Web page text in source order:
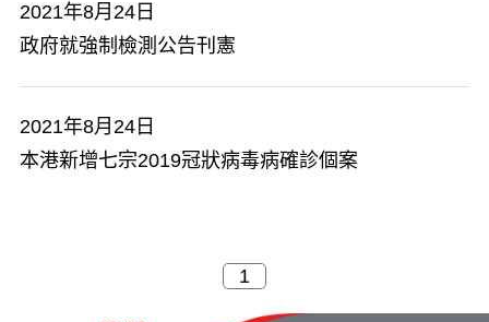
2021年8月24日
政府就強制檢測公告刊憲
2021年8月24日
本港新增七宗2019冠狀病毒病確診個案